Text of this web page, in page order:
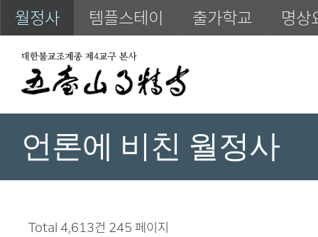
월정사 템플스테이 출가학교 명상
언론에 비친 월정사
Total 4,613건 245 페이지